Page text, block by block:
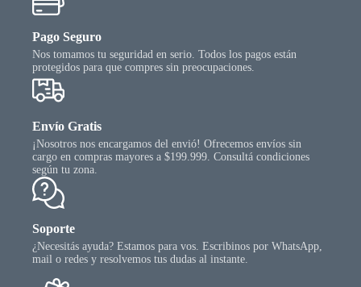
Pago Seguro
Nos tomamos tu seguridad en serio. Todos los pagos están
protegidos para que compres sin preocupaciones.
Envío Gratis
¡Nosotros nos encargamos del envió! Ofrecemos envíos sin
cargo en compras mayores a $199.999. Consultá condiciones
según tu zona.
Soporte
¿Necesitás ayuda? Estamos para vos. Escribinos por WhatsApp,
mail o redes y resolvemos tus dudas al instante.